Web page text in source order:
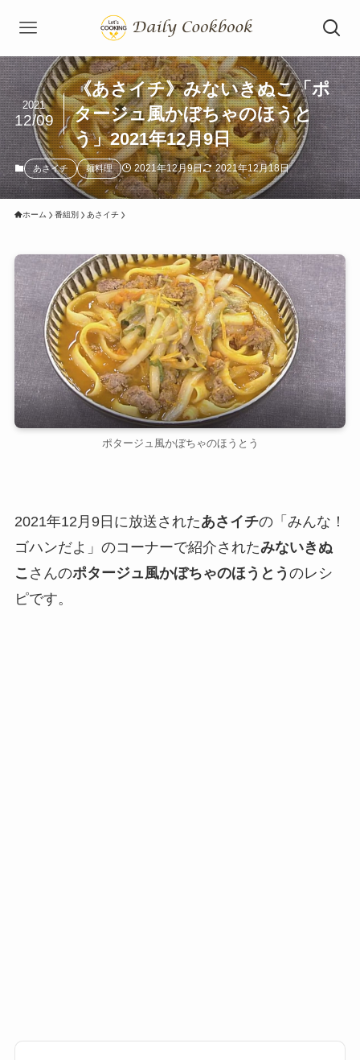
《あさイチ》みないきぬこ「ポ
タージュ風かぼちゃのほうと
う」2021年12月9日
2021
12/09
あさイチ 麺料理 2021年12月9日 2021年12月18日
ホーム 番組別 あさイチ
ポタージュ風かぼちゃのほうとう
2021年12月9日に放送されたあさイチの「みんな！
ゴハンだよ」のコーナーで紹介されたみないきぬ
こ さんのポタージュ風かぼちゃのほうとう のレシ
ピです。